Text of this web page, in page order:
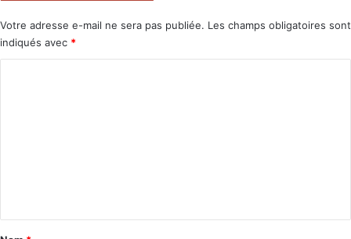
Votre adresse e-mail ne sera pas publiée. Les champs obligatoires sont
indiqués avec *
a